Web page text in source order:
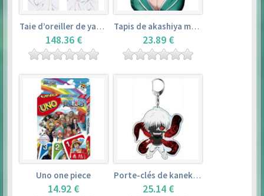
Taie d’oreiller de yamada elf – eromanga sensei
148.36 €
Tapis de akashiya moka – rosario + vampire
23.89 €
Uno one piece
14.92 €
Porte-clés de kaneki ken – tokyo ghoul
25.14 €